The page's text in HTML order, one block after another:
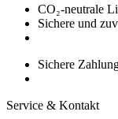
CO₂-neutrale
Sichere und
Sichere
Service & Kontakt